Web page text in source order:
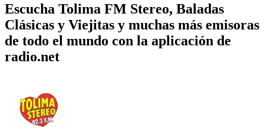
Escucha Tolima FM Stereo, Baladas
Clásicas y Viejitas y muchas más emisoras
de todo el mundo con la aplicación de
radio.net